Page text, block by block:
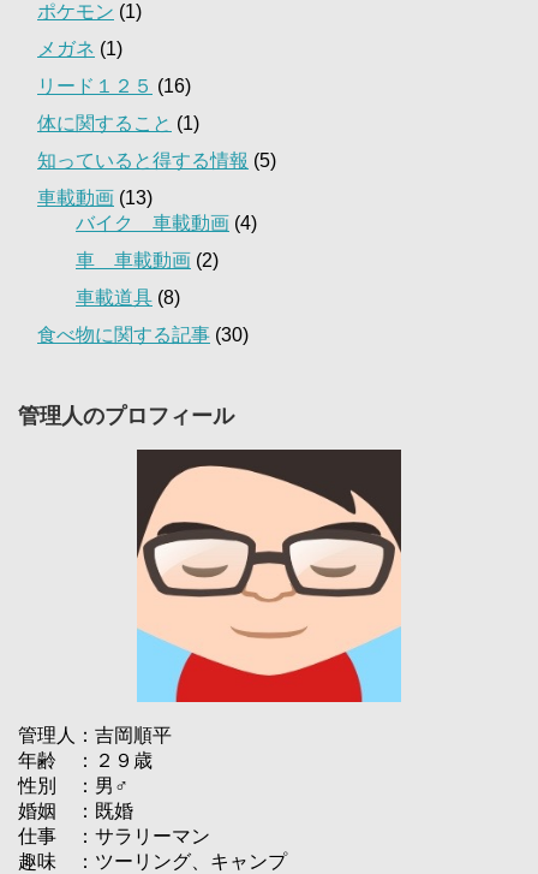
ポケモン (1)
メガネ (1)
リード１２５ (16)
体に関すること (1)
知っていると得する情報 (5)
車載動画 (13)
バイク 車載動画 (4)
車 車載動画 (2)
車載道具 (8)
食べ物に関する記事 (30)
管理人のプロフィール
管理人：吉岡順平
年齢 ：２９歳
性別 ：男♂
婚姻 ：既婚
仕事 ：サラリーマン
趣味 ：ツーリング、キャンプ